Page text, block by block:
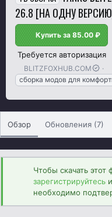
26.8 [НА ОДНУ
Купить за 85.00 ₽
Требуется авторизация
А
в
т
о
р
BLITZFOXHUB.COM
сборка модов для
Обзор Обновления (7)
Чтобы скачать этот
зарегистрируйтесь
необходимо